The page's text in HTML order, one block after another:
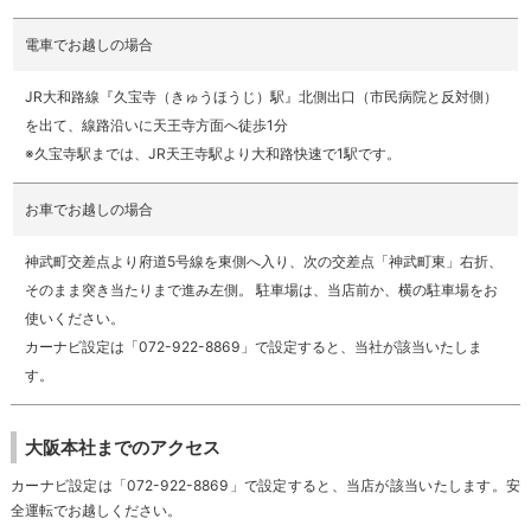
電車でお越しの場合
JR大和路線『久宝寺（きゅうほうじ）駅』北側出口（市民病院と反対側）
を出て、線路沿いに天王寺方面へ徒歩1分
※久宝寺駅までは、JR天王寺駅より大和路快速で1駅です。
お車でお越しの場合
神武町交差点より府道5号線を東側へ入り、次の交差点「神武町東」右折、
そのまま突き当たりまで進み左側。 駐車場は、当店前か、横の駐車場をお
使いください。
カーナビ設定は「072-922-8869」で設定すると、当社が該当いたしま
す。
大阪本社までのアクセス
カーナビ設定は「072-922-8869」で設定すると、当店が該当いたします。安
全運転でお越しください。